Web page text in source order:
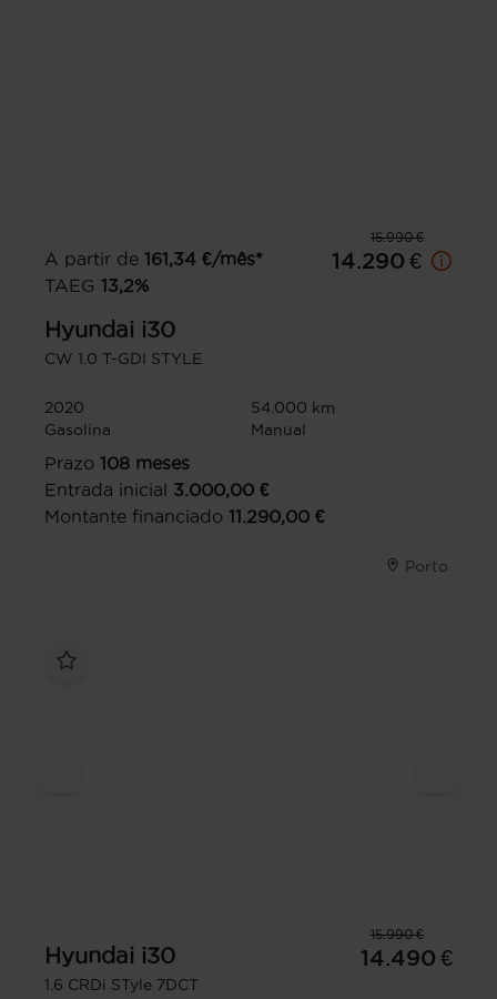
15.990 €
A partir de 161,34 €/mês*
TAEG 13,2%
14.290 €
Hyundai i30
CW 1.0 T-GDI STYLE
2020
54.000 km
Gasolina
Manual
Prazo 108 meses
Entrada inicial 3.000,00 €
Montante financiado 11.290,00 €
Porto
15.990 €
Hyundai i30
1.6 CRDi STyle 7DCT
14.490 €